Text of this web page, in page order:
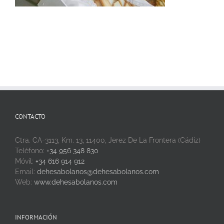
CONTACTO
Ctra. CA-3113, Km. 13, 11400, Jerez De La Frontera (Cádiz)
Teléfono: +34 956 348 830
Móvil: +34 616 914 912
Email: dehesabolanos@dehesabolanos.com
Web: www.dehesabolanos.com
INFORMACIÓN